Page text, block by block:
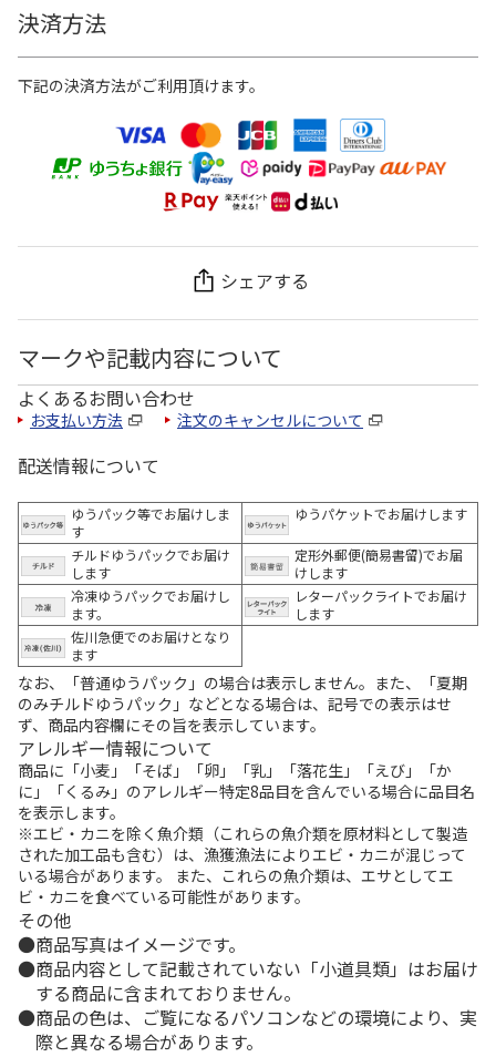
決済方法
下記の決済方法がご利用頂けます。
シェアする
マークや記載内容について
よくあるお問い合わせ
お支払い方法 注文のキャンセルについて
配送情報について
ゆうパック等でお届けしま
す
ゆうパケットでお届けします
チルドゆうパックでお届け
します
定形外郵便(簡易書留)でお届
けします
冷凍ゆうパックでお届けし
ます。
レターパックライトでお届け
します
佐川急便でのお届けとなり
ます
なお、「普通ゆうパック」の場合は表示しません。また、「夏期
のみチルドゆうパック」などとなる場合は、記号での表示はせ
ず、商品内容欄にその旨を表示しています。
アレルギー情報について
商品に「小麦」「そば」「卵」「乳」「落花生」「えび」「か
に」「くるみ」のアレルギー特定8品目を含んでいる場合に品目名
を表示します。
※エビ・カニを除く魚介類（これらの魚介類を原材料として製造
された加工品も含む）は、漁獲漁法によりエビ・カニが混じって
いる場合があります。 また、これらの魚介類は、エサとしてエ
ビ・カニを食べている可能性があります。
その他
商品写真はイメージです。
商品内容として記載されていない「小道具類」はお届け
する商品に含まれておりません。
商品の色は、ご覧になるパソコンなどの環境により、実
際と異なる場合があります。